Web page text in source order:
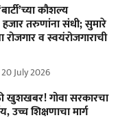
कौशल्य
हजार तरुणांना संधी; सुमारे
व स्वयंरोजगाराची
20 July 2026
खुशखबर! गोवा सरकारचा
उच्च शिक्षणाचा मार्ग